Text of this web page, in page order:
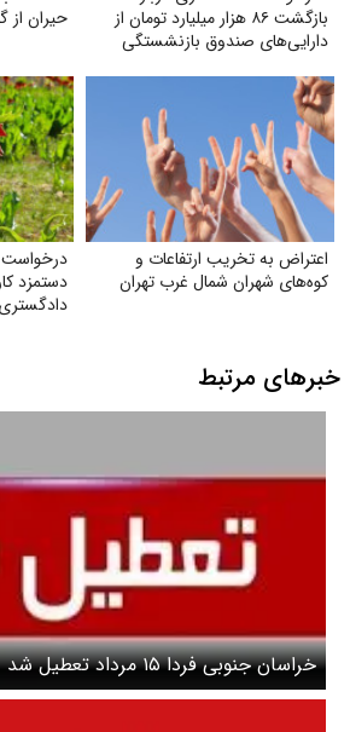
بازگشت ۸۶ هزار میلیارد تومان از
دارایی‌های صندوق بازنشستگی
تحقق مطالبات و بهبود معیشت
بازنشستگان»
حیران از
اعتراض به تخریب ارتفاعات و
کوه‌های شهران شمال غرب تهران
درخواست
دستمزد
دادگستری
خبرهای مرتبط
خراسان جنوبی فردا ۱۵ مرداد تعطیل شد